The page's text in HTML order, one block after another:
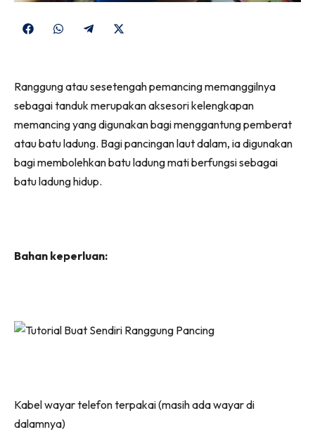
Share
Share
Share
(Twitter)
Ranggung atau sesetengah pemancing memanggilnya
sebagai tanduk merupakan aksesori kelengkapan
memancing yang digunakan bagi menggantung pemberat
atau batu ladung. Bagi pancingan laut dalam, ia digunakan
bagi membolehkan batu ladung mati berfungsi sebagai
batu ladung hidup.
Bahan keperluan:
Kabel wayar telefon terpakai (masih ada wayar di
dalamnya)